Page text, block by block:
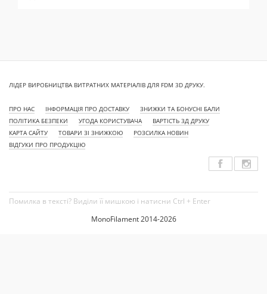
ЛІДЕР ВИРОБНИЦТВА ВИТРАТНИХ МАТЕРІАЛІВ ДЛЯ FDM 3D ДРУКУ.
ПРО НАС ІНФОРМАЦІЯ ПРО ДОСТАВКУ
ЗНИЖКИ ТА БОНУСНІ БАЛИ
ПОЛІТИКА БЕЗПЕКИ
УГОДА КОРИСТУВАЧА
ВАРТІСТЬ 3Д ДРУКУ
КАРТА САЙТУ
ТОВАРИ ЗІ ЗНИЖКОЮ
РОЗСИЛКА НОВИН
ВІДГУКИ ПРО ПРОДУКЦІЮ
Помилка в тексті? Виділи її мишкою і натисни Ctrl + Enter
MonoFilament 2014-2026